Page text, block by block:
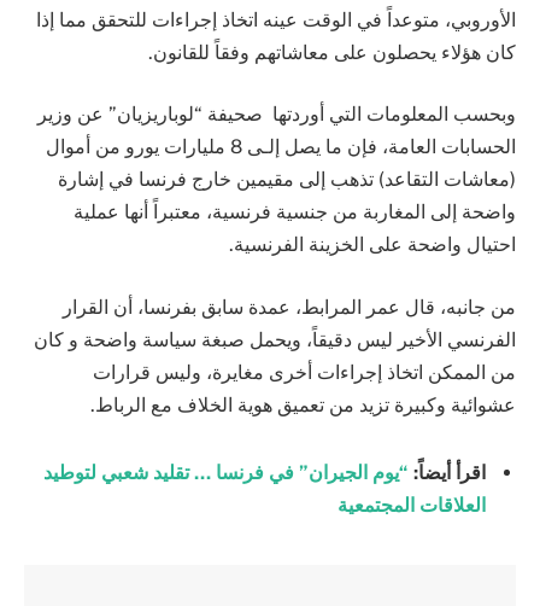
الأوروبي، متوعداً في الوقت عينه اتخاذ إجراءات للتحقق مما إذا
كان هؤلاء يحصلون على معاشاتهم وفقاً للقانون.
وبحسب المعلومات التي أوردتها صحيفة “لوباريزيان” عن وزير
الحسابات العامة، فإن ما يصل إلـى 8 مليارات يورو من أموال
(معاشات التقاعد) تذهب إلى مقيمين خارج فرنسا في إشارة
واضحة إلى المغاربة من جنسية فرنسية، معتبراً أنها عملية
احتيال واضحة على الخزينة الفرنسية.
من جانبه، قال عمر المرابط، عمدة سابق بفرنسا، أن القرار
الفرنسي الأخير ليس دقيقاً، ويحمل صبغة سياسة واضحة و كان
من الممكن اتخاذ إجراءات أخرى مغايرة، وليس قرارات
عشوائية وكبيرة تزيد من تعميق هوية الخلاف مع الرباط.
اقرأ أيضاً: “يوم الجيران” في فرنسا … تقليد شعبي لتوطيد
العلاقات المجتمعية